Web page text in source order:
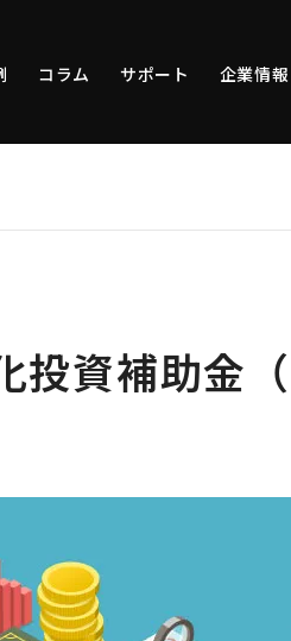
コラム サポート 企業情報
投資補助金